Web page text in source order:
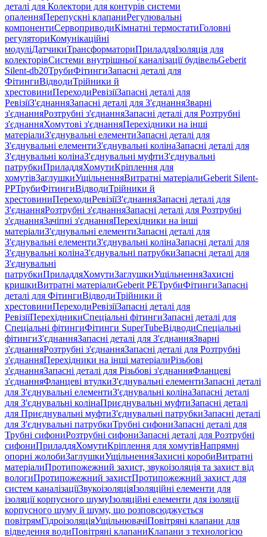
деталі для Колектори для контурів системи
опаленняПерепускні клапаниРегулювальні
компонентиСервоприводиКімнатні термостатиГоловні
регуляториКомунікаційні
модуліДатчикиТрансформаториПриладдяІзоляція для
колекторівСистеми внутрішньої каналізації будівельGeberit
Silent-db20ТрубиФітингиЗапасні деталі для
ФітингиВідводиТрійники й
хрестовиниПереходиРевізіїЗапасні деталі для
РевізіїЗ'єднанняЗапасні деталі для З'єднанняЗварні
з'єднанняРозтрубні з'єднанняЗапасні деталі для Розтрубні
з'єднанняХомутові з'єднанняПерехідники на інші
матеріалиЗ'єднувальні елементиЗапасні деталі для
З'єднувальні елементиЗ'єднувальні колінаЗапасні деталі для
З'єднувальні колінаЗ'єднувальні муфтиЗ'єднувальні
патрубкиПриладдяХомутиКріплення для
хомутівЗаглушкиУщільненняВитратні матеріалиGeberit Silent-
PPТрубиФітингиВідводиТрійники й
хрестовиниПереходиРевізіїЗ'єднанняЗапасні деталі для
З'єднанняРозтрубні з'єднанняЗапасні деталі для Розтрубні
з'єднанняЗачіпні з'єднанняПерехідники на інші
матеріалиЗ'єднувальні елементиЗапасні деталі для
З'єднувальні елементиЗ'єднувальні колінаЗапасні деталі для
З'єднувальні колінаЗ'єднувальні патрубкиЗапасні деталі для
З'єднувальні
патрубкиПриладдяХомутиЗаглушкиУщільненняЗахисні
кришкиВитратні матеріалиGeberit PEТрубиФітингиЗапасні
деталі для ФітингиВідводиТрійники й
хрестовиниПереходиРевізіїЗапасні деталі для
РевізіїПерехідникиСпеціальні фітингиЗапасні деталі для
Спеціальні фітингиФітинги SuperTubeВідводиСпеціальні
фітингиЗ'єднанняЗапасні деталі для З'єднанняЗварні
з'єднанняРозтрубні з'єднанняЗапасні деталі для Розтрубні
з'єднанняПерехідники на інші матеріалиРізьбові
з'єднанняЗапасні деталі для Різьбові з'єднанняФланцеві
з'єднанняФланцеві втулкиЗ'єднувальні елементиЗапасні деталі
для З'єднувальні елементиЗ'єднувальні колінаЗапасні деталі
для З'єднувальні колінаПриєднувальні муфтиЗапасні деталі
для Приєднувальні муфтиЗ'єднувальні патрубкиЗапасні деталі
для З'єднувальні патрубкиТрубні сифониЗапасні деталі для
Трубні сифониРозтрубні сифониЗапасні деталі для Розтрубні
сифониПриладдяХомутиКріплення для хомутівНапрямні
опорні жолобиЗаглушкиУщільненняЗахисні коробиВитратні
матеріалиПротипожежний захист, звукоізоляція та захист від
вологиПротипожежний захистПротипожежний захист для
систем каналізаціїЗвукоізоляціяІзоляційні елементи для
ізоляції корпусного шумуІзоляційні елементи для ізоляції
корпусного шуму й шуму, що розповсюджується
повітрямГідроізоляціяУщільнювачіПовітряні клапани для
відведення водиПовітряні клапаниКлапани з технологією